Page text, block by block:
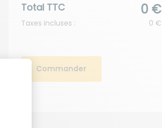
Total TTC 0 €
Taxes incluses : 0 €
Commander